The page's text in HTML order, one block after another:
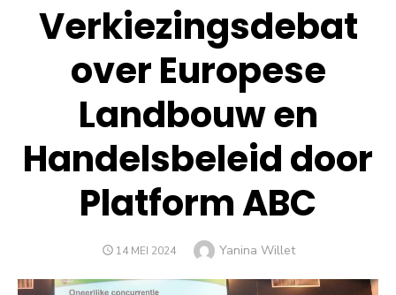
Verkiezingsdebat
over Europese
Landbouw en
Handelsbeleid door
Platform ABC
GEPLAATST
14 MEI 2024 Auteur
Yanina Willet